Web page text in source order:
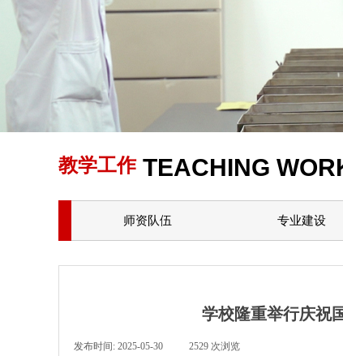
TEACHING
教学工作
师资队伍 专业建设
学校隆重举行庆祝
发布时间: 2025-05-30 2529 次浏览